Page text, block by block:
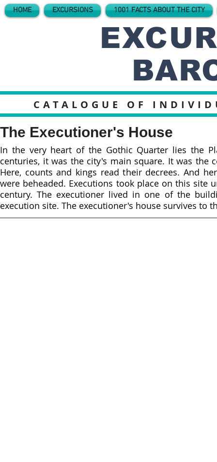
HOME EXCURSIONS 1001 FACTS ABOUT THE CITY
CATALOGUE OF
The Executioner's House
In the very heart of the Gothic Quarter lies the
centuries, it was the city's main square. It was the
Here, counts and kings read their decrees. And
were beheaded. Executions took place on this site
century. The executioner lived in one of the
execution site. The executioner's house survives to